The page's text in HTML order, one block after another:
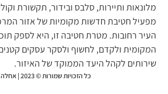
ותיירות, סלבס ובידור, תקשורת
חטיבת חדשות מקומיות של אזור המרכז
רחובות. מטרת חטיבה זו, היא לספק תוכן
ולקדם, לחשוף ולסקר עסקים קטנים
לקהל היעד הממוקד של האיזור.
כל הזכויות שמורות © 2023 | אחלה NEWS